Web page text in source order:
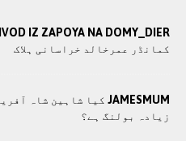
IZ ZAPOYA NA DOMY_DIER
کمانڈر عمرخالد خراسانی ہلاک
JAMESMUM کیا شاہین شاہ
زیادہ بولنگ ہے؟